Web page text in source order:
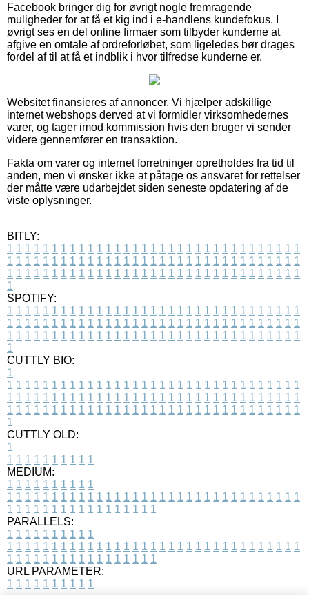
Facebook bringer dig for øvrigt nogle fremragende
muligheder for at få et kig ind i e-handlens kundefokus. I
øvrigt ses en del online firmaer som tilbyder kunderne at
afgive en omtale af ordreforløbet, som ligeledes bør drages
fordel af til at få et indblik i hvor tilfredse kunderne er.
Websitet finansieres af annoncer. Vi hjælper adskillige
internet webshops derved at vi formidler virksomhedernes
varer, og tager imod kommission hvis den bruger vi sender
videre gennemfører en transaktion.
Fakta om varer og internet forretninger opretholdes fra tid til
anden, men vi ønsker ikke at påtage os ansvaret for rettelser
der måtte være udarbejdet siden seneste opdatering af de
viste oplysninger.
BITLY:
1 1 1 1 1 1 1 1 1 1 1 1 1 1 1 1 1 1 1 1 1 1 1 1 1 1 1 1 1 1 1 1 1
1 1 1 1 1 1 1 1 1 1 1 1 1 1 1 1 1 1 1 1 1 1 1 1 1 1 1 1 1 1 1 1 1
1 1 1 1 1 1 1 1 1 1 1 1 1 1 1 1 1 1 1 1 1 1 1 1 1 1 1 1 1 1 1 1 1
1
SPOTIFY:
1 1 1 1 1 1 1 1 1 1 1 1 1 1 1 1 1 1 1 1 1 1 1 1 1 1 1 1 1 1 1 1 1
1 1 1 1 1 1 1 1 1 1 1 1 1 1 1 1 1 1 1 1 1 1 1 1 1 1 1 1 1 1 1 1 1
1 1 1 1 1 1 1 1 1 1 1 1 1 1 1 1 1 1 1 1 1 1 1 1 1 1 1 1 1 1 1 1 1
1
CUTTLY BIO:
1
1 1 1 1 1 1 1 1 1 1 1 1 1 1 1 1 1 1 1 1 1 1 1 1 1 1 1 1 1 1 1 1 1
1 1 1 1 1 1 1 1 1 1 1 1 1 1 1 1 1 1 1 1 1 1 1 1 1 1 1 1 1 1 1 1 1
1 1 1 1 1 1 1 1 1 1 1 1 1 1 1 1 1 1 1 1 1 1 1 1 1 1 1 1 1 1 1 1 1
1
CUTTLY OLD:
1
1 1 1 1 1 1 1 1 1 1
MEDIUM:
1 1 1 1 1 1 1 1 1 1
1 1 1 1 1 1 1 1 1 1 1 1 1 1 1 1 1 1 1 1 1 1 1 1 1 1 1 1 1 1 1 1 1
1 1 1 1 1 1 1 1 1 1 1 1 1 1 1 1 1
PARALLELS:
1 1 1 1 1 1 1 1 1 1
1 1 1 1 1 1 1 1 1 1 1 1 1 1 1 1 1 1 1 1 1 1 1 1 1 1 1 1 1 1 1 1 1
1 1 1 1 1 1 1 1 1 1 1 1 1 1 1 1 1
URL PARAMETER:
1 1 1 1 1 1 1 1 1 1